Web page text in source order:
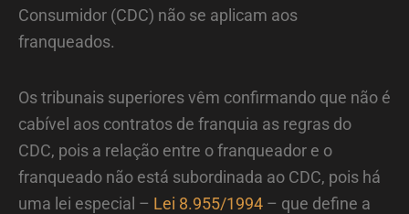
Consumidor (CDC) não se aplicam aos
franqueados.
Os tribunais superiores vêm confirmando que não é
cabível aos contratos de franquia as regras do
CDC, pois a relação entre o franqueador e o
franqueado não está subordinada ao CDC, pois há
uma lei especial – Lei 8.955/1994 – que define a